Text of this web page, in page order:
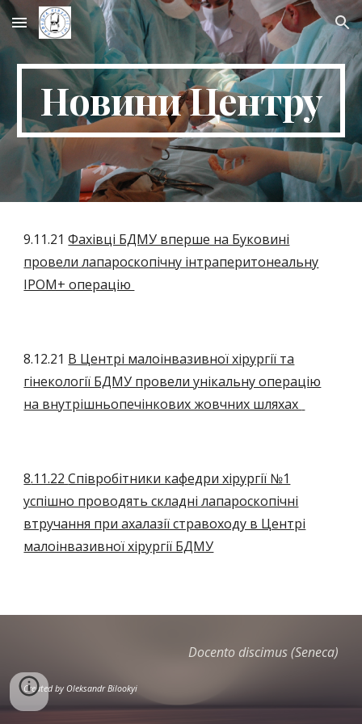
Skip to main content Skip to navigation
Новини Центру
9.11.21Фахівці БДМУ вперше на Буковині
провели лапароскопічну інтраперитонеальну
IPOM+ операцію
8.12.21 В Центрі малоінвазивної хірургії та
гінекології БДМУ провели унікальну операцію
на внутрішньопечінкових жовчних шляхах
8.11.22Співробітники кафедри хірургії №1
успішно проводять складні лапароскопічні
втручання при ахалазії стравоходу в Центрі
малоінвазивної хірургії БДМУ
Docento discimus (Seneca)
Created byOleksandr Bilookyi